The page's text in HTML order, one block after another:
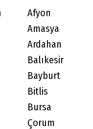
Afyon
Amasya
Ardahan
Balıkesir
Bayburt
Bitlis
Bursa
Çorum